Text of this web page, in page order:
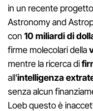
in un recente
Astronomy and
con 10 miliardi di
firme molecolari della
mentre la ricerca di
all'intelligenza
senza alcun
Loeb questo è